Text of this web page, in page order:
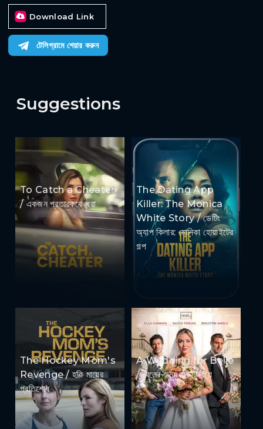
Download Link
টেলিগ্রামে শেয়ার করুন
Suggestions
To Catch a Cheater
/ একজন প্রতারককে ধরা
The Dating App
Killer: The Monica
White Story / ডেটিং
অ্যাপ কিলার: মোনিকা হোয়াইটের
গল্প
The Hockey Mom's
Revenge / হকি মায়ের
প্রতিশোধ
A Wedding for Belle
/ বেলের জন্য একটি বিয়ে